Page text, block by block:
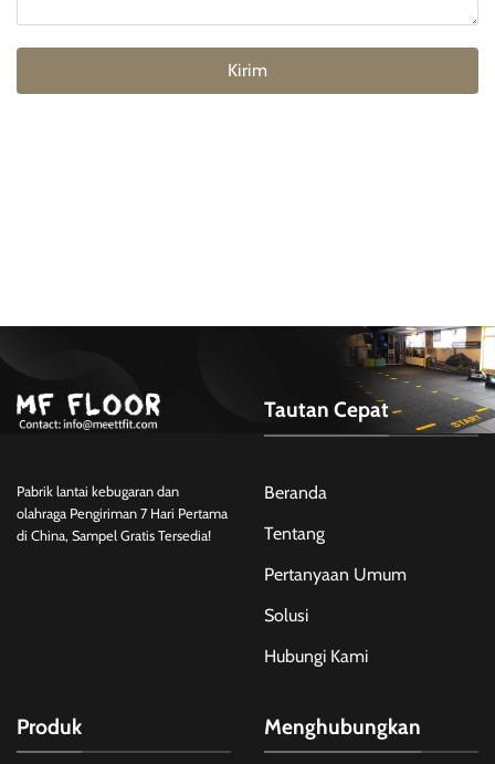
Kirim
Pabrik lantai kebugaran dan
olahraga Pengiriman 7 Hari Pertama
di China, Sampel Gratis Tersedia!
Tautan Cepat
Beranda
Tentang
Pertanyaan Umum
Solusi
Hubungi Kami
Produk Menghubungkan